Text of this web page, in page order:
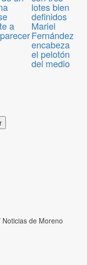
a
lotes bien
definidos
Mariel
Fernández
encabeza
el pelotón
del medio
de Moreno